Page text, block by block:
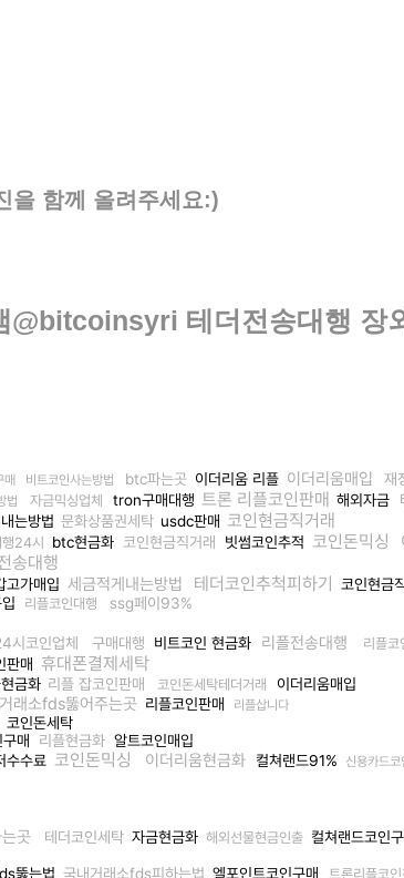
을 함께 올려주세요:)
@bitcoinsyri 테더전송대행 장
비트코인사는방법 btc파는곳 이더리움 리플 이더리움매입 재
법 자금믹싱업체 tron구매대행 트론 리플코인판매 해외자금
는방법 문화상품권세탁 usdc판매 코인현금직거래
24시 btc현금화 코인현금직거래 빗썸코인추적 코인돈믹싱
송대행
고가매입 세금적게내는방법 테더코인추척피하기 코인현금
리플코인대행 ssg페이93%
시코인업체 구매대행 비트코인 현금화 리플전송대행 리플코
판매 휴대폰결제세탁
금화 리플 잡코인판매 코인돈세탁테더거래
이더리움매입
래소fds뚫어주는곳 리플코인판매 리플삽니다
코인돈세탁
매 리플현금화 알트코인매입
수수료 코인돈믹싱 이더리움현금화 컬쳐랜드91% 신용카드코
곳 테더코인세탁 자금현금화 해외선물현금인출 컬쳐랜드코인
뚫는법 국내거래소fds피하는법 엘포인트코인구매 트론리플코인